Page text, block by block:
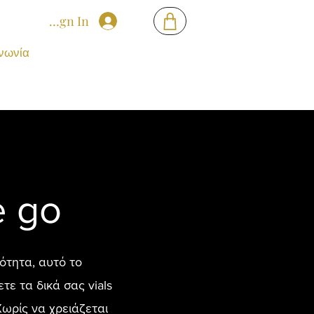
Sign In
go
αυτό το
τα δικά σας vials
να χρειάζεται